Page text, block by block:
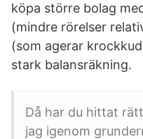
köpa större bolag
(mindre rörelser
(som agerar
stark balansräkning.
Då har du hittat
jag igenom